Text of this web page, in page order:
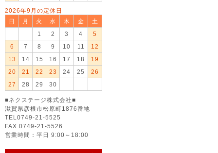
2026年9月の定休日
日
月 火 水 木 金
土
1
2 3 4
5
6
7 8 9 10 11
12
13
14 15 16 17 18
19
20
21 22 23 24 25
26
27
28 29 30
■ネクステージ株式会社■
滋賀県彦根市松原町1876番地
TEL0749-21-5525
FAX.0749-21-5526
営業時間：平日 9:00～18:00